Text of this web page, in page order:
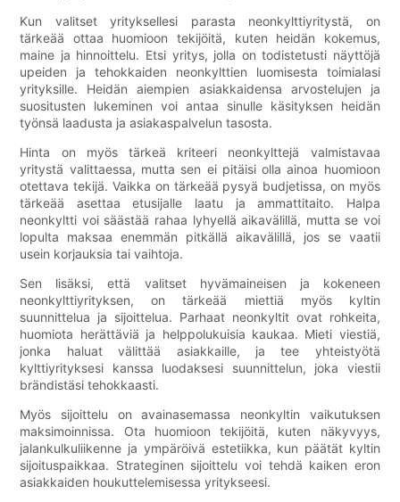
Kun valitset yrityksellesi parasta neonkylttiyritystä, on
tärkeää ottaa huomioon tekijöitä, kuten heidän kokemus,
maine ja hinnoittelu. Etsi yritys, jolla on todistetusti näyttöjä
upeiden ja tehokkaiden neonkylttien luomisesta toimialasi
yrityksille. Heidän aiempien asiakkaidensa arvostelujen ja
suositusten lukeminen voi antaa sinulle käsityksen heidän
työnsä laadusta ja asiakaspalvelun tasosta.
Hinta on myös tärkeä kriteeri neonkylttejä valmistavaa
yritystä valittaessa, mutta sen ei pitäisi olla ainoa huomioon
otettava tekijä. Vaikka on tärkeää pysyä budjetissa, on myös
tärkeää asettaa etusijalle laatu ja ammattitaito. Halpa
neonkyltti voi säästää rahaa lyhyellä aikavälillä, mutta se voi
lopulta maksaa enemmän pitkällä aikavälillä, jos se vaatii
usein korjauksia tai vaihtoja.
Sen lisäksi, että valitset hyvämaineisen ja kokeneen
neonkylttiyrityksen, on tärkeää miettiä myös kyltin
suunnittelua ja sijoittelua. Parhaat neonkyltit ovat rohkeita,
huomiota herättäviä ja helppolukuisia kaukaa. Mieti viestiä,
jonka haluat välittää asiakkaille, ja tee yhteistyötä
kylttiyrityksesi kanssa luodaksesi suunnittelun, joka viestii
brändistäsi tehokkaasti.
Myös sijoittelu on avainasemassa neonkyltin vaikutuksen
maksimoinnissa. Ota huomioon tekijöitä, kuten näkyvyys,
jalankulkuliikenne ja ympäröivä estetiikka, kun päätät kyltin
sijoituspaikkaa. Strateginen sijoittelu voi tehdä kaiken eron
asiakkaiden houkuttelemisessa yritykseesi.